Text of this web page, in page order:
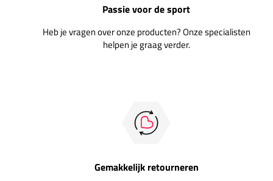
Passie voor de sport
Heb je vragen over onze producten? Onze specialisten
helpen je graag verder.
Gemakkelijk retourneren